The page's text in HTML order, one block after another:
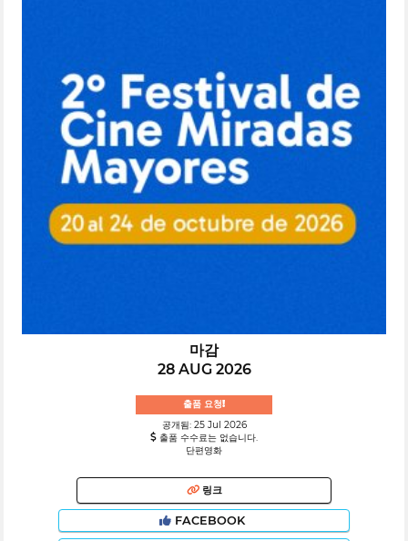
마감
28 AUG 2026
출품 요청!
공개됨: 25 Jul 2026
출품 수수료는 없습니다.
단편영화
링크
FACEBOOK